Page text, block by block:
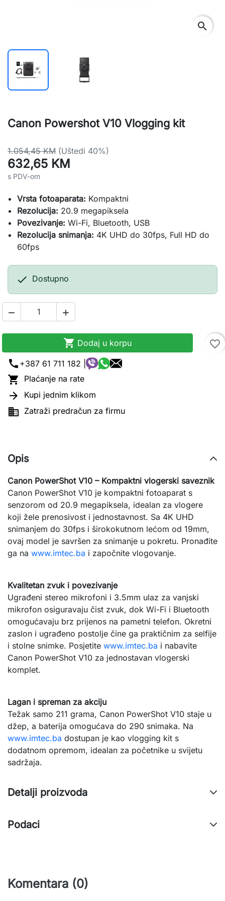
search
Canon Powershot V10 Vlogging kit
1.054,45 KM (Uštedi 40%)
632,65 KM
s PDV-om
Vrsta fotoaparata: Kompaktni
Rezolucija: 20.9 megapiksela
Povezivanje: Wi-Fi, Bluetooth, USB
Rezolucija snimanja: 4K UHD do 30fps, Full HD do
60fps
 Dostupno
 
 Dodaj u korpu
favorite_border
call +387 61 711 182 |
 Plaćanje na rate
 Kupi jednim klikom
 Zatraži predračun za firmu
Opis
Canon PowerShot V10 – Kompaktni vlogerski saveznik
Canon PowerShot V10 je kompaktni fotoaparat s
senzorom od 20.9 megapiksela, idealan za vlogere
koji žele prenosivost i jednostavnost. Sa 4K UHD
snimanjem do 30fps i širokokutnom lećom od 19mm,
ovaj model je savršen za snimanje u pokretu. Pronađite
ga na www.imtec.ba i započnite vlogovanje.
Kvalitetan zvuk i povezivanje
Ugrađeni stereo mikrofoni i 3.5mm ulaz za vanjski
mikrofon osiguravaju čist zvuk, dok Wi-Fi i Bluetooth
omogućavaju brz prijenos na pametni telefon. Okretni
zaslon i ugrađeno postolje čine ga praktičnim za selfije
i stolne snimke. Posjetite www.imtec.ba i nabavite
Canon PowerShot V10 za jednostavan vlogerski
komplet.
Lagan i spreman za akciju
Težak samo 211 grama, Canon PowerShot V10 staje u
www.imtec.ba dostupan je kao vlogging kit s
dodatnom opremom, idealan za početnike u svijetu
sadržaja.
Detalji proizvoda
Podaci
Komentara (0)